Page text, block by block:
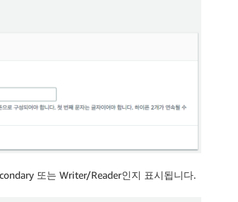
또는 Writer/Reader인지 표시됩니다.